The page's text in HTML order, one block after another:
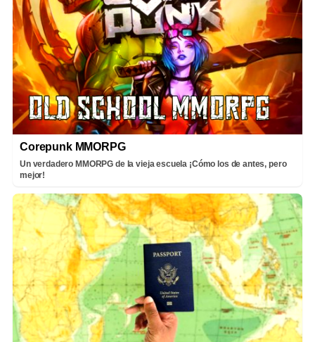
Corepunk MMORPG
Un verdadero MMORPG de la vieja escuela ¡Cómo los de antes, pero
mejor!